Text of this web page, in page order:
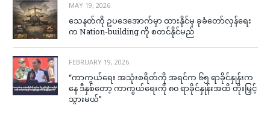
MAY 19, 2026
သေနတ်ကို ဥပဒေအောက်မှာ ထားနိုင်မှ ခုခံတော်လှန်ရေး
က Nation-building ကို စတင်နိုင်မည်
FEBRUARY 19, 2026
“ကာကွယ်ရေး အသုံးစရိတ်ကို အရင်က ၆၅ ရာခိုင်နှုန်းက
နေ ဒီနှစ်တော့ ကာကွယ်ရေးကို ၈၀ ရာခိုင်နှုန်းအထိ တိုးမြှင့်
သွားမယ်”